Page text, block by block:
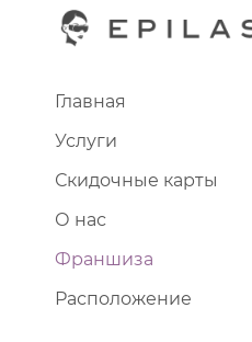
Главная
Услуги
Скидочные карты
О нас
Франшиза
Расположение